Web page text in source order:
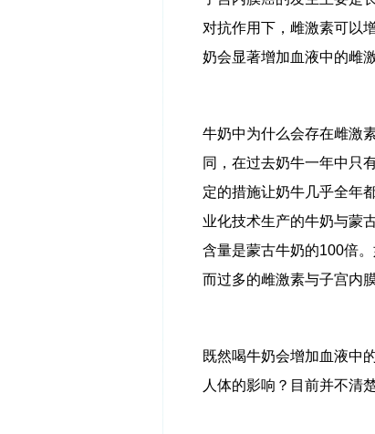
对抗作用下，雌激素可以
奶会显著增加血液中的雌
牛奶中为什么会存在雌激
同，在过去奶牛一年中只
定的措施让奶牛几乎全年
业化技术生产的牛奶与蒙
含量是蒙古牛奶的100倍
而过多的雌激素与子宫内
既然喝牛奶会增加血液中
人体的影响？目前并不清